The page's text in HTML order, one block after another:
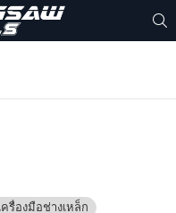
ครื่องมือช่างเหล็ก